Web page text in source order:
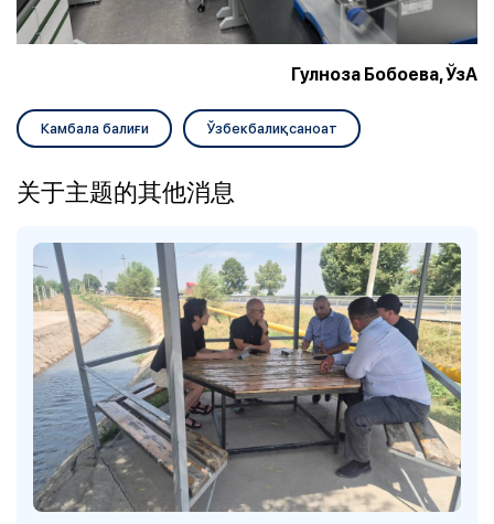
Гулноза Бобоева, ЎзА
Камбала балиғи Ўзбекбалиқсаноат
关于主题的其他消息